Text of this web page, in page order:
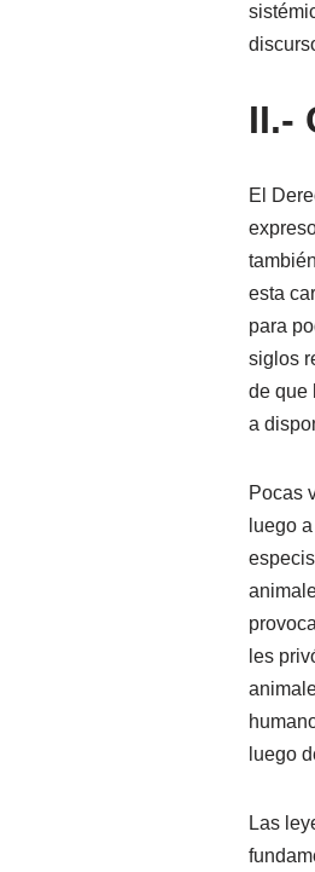
II.-
El
esta
para
siglos
de que
a
Pocas
luego
les
luego
Las